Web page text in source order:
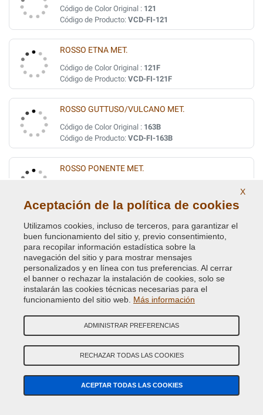
Código de Color Original : 121
Código de Producto: VCD-FI-121
ROSSO ETNA MET.
Código de Color Original : 121F
Código de Producto: VCD-FI-121F
ROSSO GUTTUSO/VULCANO MET.
Código de Color Original : 163B
Código de Producto: VCD-FI-163B
ROSSO PONENTE MET.
ROSSO RIBES MET.
Código de Color Original :182
Código de Producto:VCD-FI-182
ROSSO RUBINO/ELEGANTE MET.
Código de Color Original :866B
Código de Producto:VCD-FI-866B
ROSSO VIVACE/SFRENATO MET.
Código de Color Original :141B
Código de Producto:VCD-FI-141B
X
Aceptación de la política de cookies
Utilizamos cookies, incluso de terceros, para garantizar el
buen funcionamiento del sitio y, previo consentimiento,
para recopilar información estadística sobre la
navegación del sitio y para mostrar mensajes
personalizados y en línea con tus preferencias. Al cerrar
el banner o rechazar la instalación de cookies, solo se
instalarán las cookies técnicas necesarias para el
funcionamiento del sitio web. Más información
ADMINISTRAR PREFERENCIAS
RECHAZAR TODAS LAS COOKIES
ACEPTAR TODAS LAS COOKIES